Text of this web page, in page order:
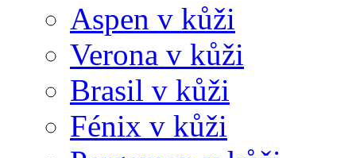
Aspen v kůži
Verona v kůži
Brasil v kůži
Fénix v kůži